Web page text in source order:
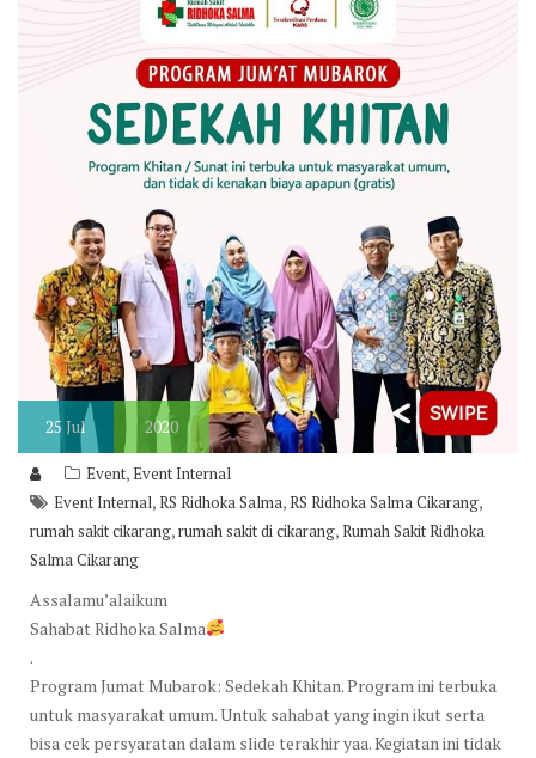
25 Jul 2020
Event,Event Internal
Event Internal,RS Ridhoka Salma,RS Ridhoka Salma Cikarang,
rumah sakit cikarang,rumah sakit di cikarang,Rumah Sakit Ridhoka
Salma Cikarang
Assalamu’alaikum
Sahabat Ridhoka Salma
.
Program Jumat Mubarok: Sedekah Khitan. Program ini terbuka
untuk masyarakat umum. Untuk sahabat yang ingin ikut serta
bisa cek persyaratan dalam slide terakhir yaa. Kegiatan ini tidak